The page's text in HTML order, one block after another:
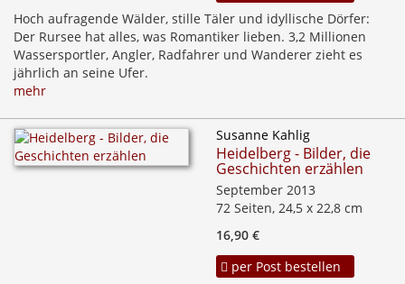
Hoch aufragende Wälder, stille Täler und idyllische Dörfer:
Der Rursee hat alles, was Romantiker lieben. 3,2 Millionen
Wassersportler, Angler, Radfahrer und Wanderer zieht es
jährlich an seine Ufer.
mehr
Susanne Kahlig
Heidelberg - Bilder, die
Geschichten erzählen
September 2013
72 Seiten, 24,5 x 22,8 cm
16,90 €
per Post bestellen